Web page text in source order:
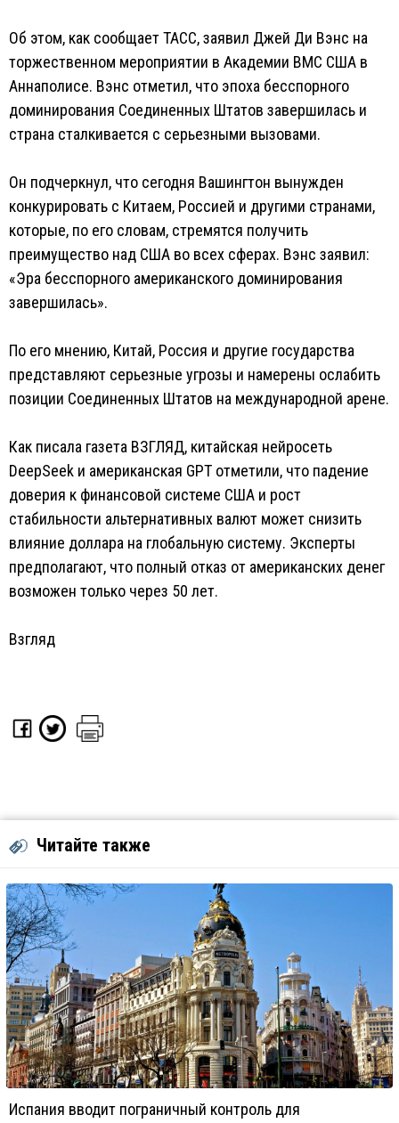
Об этом, как сообщает ТАСС, заявил Джей Ди Вэнс на
торжественном мероприятии в Академии ВМС США в
Аннаполисе. Вэнс отметил, что эпоха бесспорного
доминирования Соединенных Штатов завершилась и
страна сталкивается с серьезными вызовами.
Он подчеркнул, что сегодня Вашингтон вынужден
конкурировать с Китаем, Россией и другими странами,
которые, по его словам, стремятся получить
преимущество над США во всех сферах. Вэнс заявил:
«Эра бесспорного американского доминирования
завершилась».
По его мнению, Китай, Россия и другие государства
представляют серьезные угрозы и намерены ослабить
позиции Соединенных Штатов на международной арене.
Как писала газета ВЗГЛЯД, китайская нейросеть
DeepSeek и американская GPT отметили, что падение
доверия к финансовой системе США и рост
стабильности альтернативных валют может снизить
влияние доллара на глобальную систему. Эксперты
предполагают, что полный отказ от американских денег
возможен только через 50 лет.
Взгляд
Читайте также
Испания вводит пограничный контроль для